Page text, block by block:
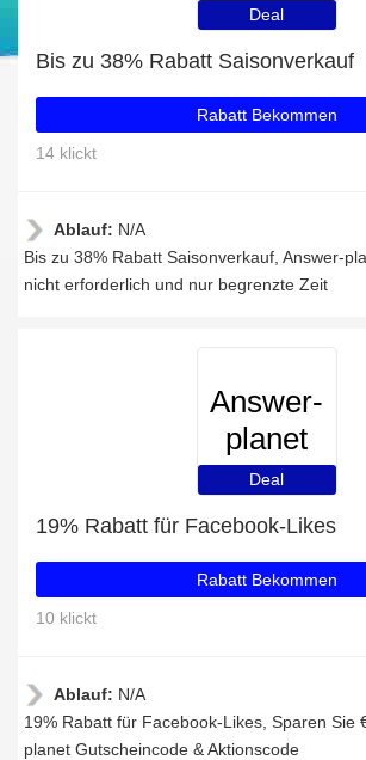
Deal
Bis zu 38% Rabatt Saisonverkauf
Rabatt Bekommen
14 klickt
Ablauf: N/A
Bis zu 38% Rabatt Saisonverkauf, Answer-
nicht erforderlich und nur begrenzte Zeit
Answer-
planet
Deal
19% Rabatt für Facebook-Likes
Rabatt Bekommen
10 klickt
Ablauf: N/A
19% Rabatt für Facebook-Likes, Sparen Sie
planet Gutscheincode & Aktionscode